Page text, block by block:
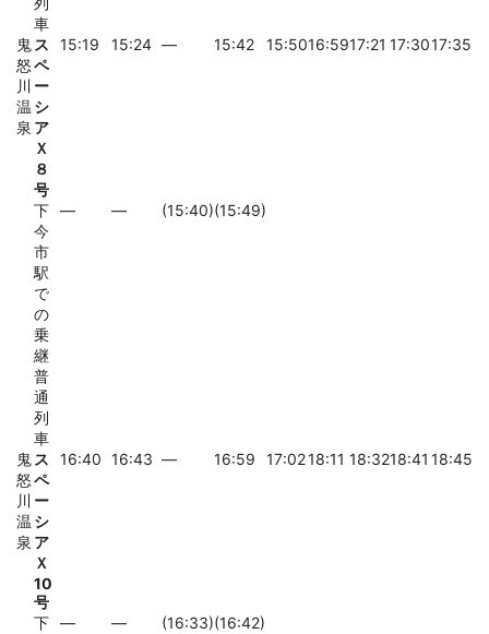
車
鬼
怒
川
温
泉
ス
ペ
ー
シ
ア
Ｘ
８
号
15:19 15:24 ― 15:42 15:5016:5917:21 17:3017:35
下
今
市
駅
で
の
乗
継
普
通
列
車
― ― (15:40)(15:49)
鬼
怒
川
温
泉
ス
ペ
ー
シ
ア
Ｘ
10
号
16:40 16:43 ― 16:59 17:0218:11 18:3218:41 18:45
下 ― ― (16:33)(16:42)